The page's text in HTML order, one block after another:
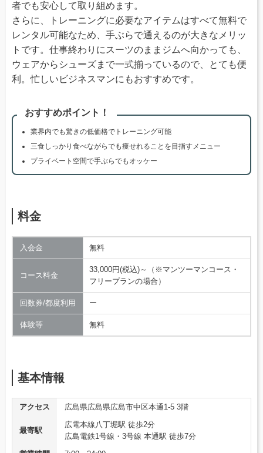
者でも安心して取り組めます。
さらに、トレーニングに必要なアイテムはすべて無料で
レンタル可能なため、手ぶらで通えるのが大きなメリッ
トです。仕事終わりにスーツのままジムへ向かっても、
ウェアからシューズまで一式揃っているので、とても便
利。忙しいビジネスマンにもおすすめです。
おすすめポイント！
業界内でも驚きの低価格でトレーニング可能
三食しっかり食べながらでも痩せれることを目指すメニュー
プライベート空間で手ぶらでもオッケー
料金
入会金 無料
コース料金
33,000円(税込)～（※マンツーマンコース・
フリープランの場合）
回数券/都度利用 ー
体験等 無料
基本情報
アクセス 広島県広島県広島市中区本通1-5 3階
最寄駅
広電本線八丁堀駅 徒歩2分
広島電鉄1号線・3号線 本通駅 徒歩7分